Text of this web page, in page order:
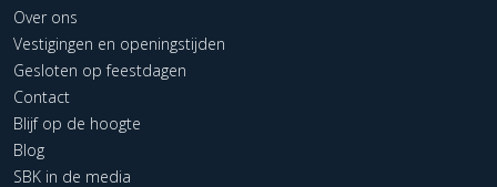
Over ons
Vestigingen en openingstijden
Gesloten op feestdagen
Contact
Blijf op de hoogte
Blog
SBK in de media